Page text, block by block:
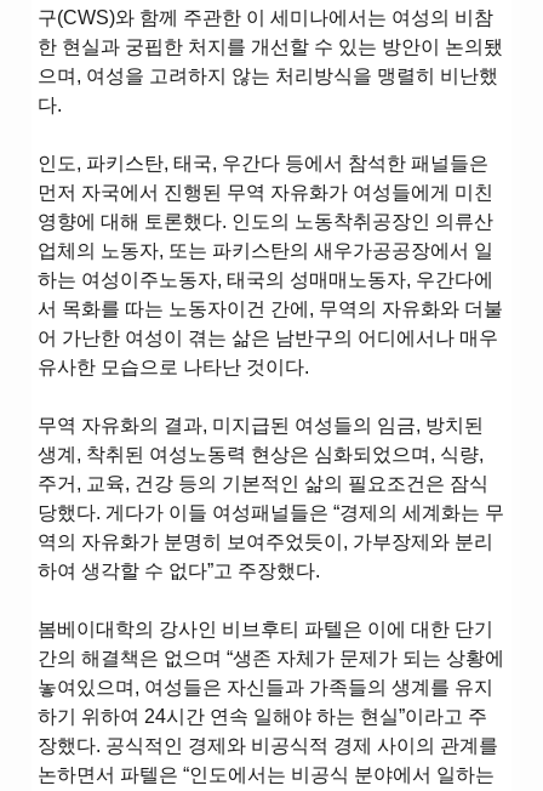
구(CWS)와 함께 주관한 이 세미나에서는 여성의 비참
한 현실과 궁핍한 처지를 개선할 수 있는 방안이 논의됐
으며, 여성을 고려하지 않는 처리방식을 맹렬히 비난했
다.
인도, 파키스탄, 태국, 우간다 등에서 참석한 패널들은
먼저 자국에서 진행된 무역 자유화가 여성들에게 미친
영향에 대해 토론했다. 인도의 노동착취공장인 의류산
업체의 노동자, 또는 파키스탄의 새우가공공장에서 일
하는 여성이주노동자, 태국의 성매매노동자, 우간다에
서 목화를 따는 노동자이건 간에, 무역의 자유화와 더불
어 가난한 여성이 겪는 삶은 남반구의 어디에서나 매우
유사한 모습으로 나타난 것이다.
무역 자유화의 결과, 미지급된 여성들의 임금, 방치된
생계, 착취된 여성노동력 현상은 심화되었으며, 식량,
주거, 교육, 건강 등의 기본적인 삶의 필요조건은 잠식
당했다. 게다가 이들 여성패널들은 “경제의 세계화는 무
역의 자유화가 분명히 보여주었듯이, 가부장제와 분리
하여 생각할 수 없다”고 주장했다.
봄베이대학의 강사인 비브후티 파텔은 이에 대한 단기
간의 해결책은 없으며 “생존 자체가 문제가 되는 상황에
놓여있으며, 여성들은 자신들과 가족들의 생계를 유지
하기 위하여 24시간 연속 일해야 하는 현실”이라고 주
장했다. 공식적인 경제와 비공식적 경제 사이의 관계를
논하면서 파텔은 “인도에서는 비공식 분야에서 일하는